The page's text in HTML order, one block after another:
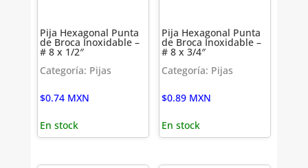
Pija Hexagonal Punta
de Broca Inoxidable –
# 8 x 1/2″
Categoría: Pijas
$0.74 MXN
En stock
Pija Hexagonal Punta
de Broca Inoxidable –
# 8 x 3/4″
Categoría: Pijas
$0.89 MXN
En stock